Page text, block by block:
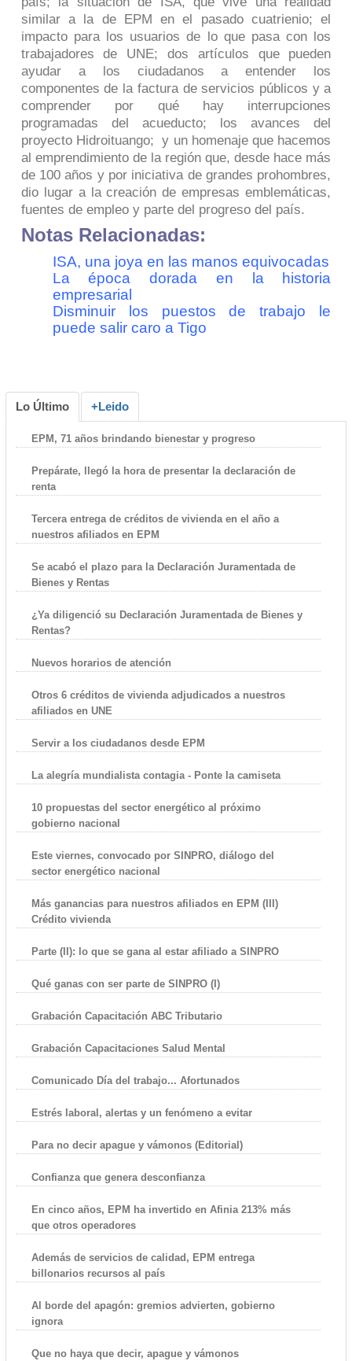
similar a la de EPM en el pasado cuatrienio; el
impacto para los usuarios de lo que pasa con los
trabajadores de UNE; dos artículos que pueden
ayudar a los ciudadanos a entender los
componentes de la factura de servicios públicos y a
comprender por qué hay interrupciones
programadas del acueducto; los avances del
proyecto Hidroituango; y un homenaje que hacemos
al emprendimiento de la región que, desde hace más
de 100 años y por iniciativa de grandes prohombres,
dio lugar a la creación de empresas emblemáticas,
fuentes de empleo y parte del progreso del país.
Notas Relacionadas:
ISA, una joya en las manos equivocadas
La época dorada en la historia
empresarial
Disminuir los puestos de trabajo le
puede salir caro a Tigo
Lo Último +Leido
EPM, 71 años brindando bienestar y progreso
Prepárate, llegó la hora de presentar la declaración de
renta
Tercera entrega de créditos de vivienda en el año a
nuestros afiliados en EPM
Se acabó el plazo para la Declaración Juramentada de
Bienes y Rentas
¿Ya diligenció su Declaración Juramentada de Bienes y
Rentas?
Nuevos horarios de atención
Otros 6 créditos de vivienda adjudicados a nuestros
afiliados en UNE
Servir a los ciudadanos desde EPM
La alegría mundialista contagia - Ponte la camiseta
10 propuestas del sector energético al próximo
gobierno nacional
Este viernes, convocado por SINPRO, diálogo del
sector energético nacional
Más ganancias para nuestros afiliados en EPM (III)
Crédito vivienda
Parte (II): lo que se gana al estar afiliado a SINPRO
Qué ganas con ser parte de SINPRO (I)
Grabación Capacitación ABC Tributario
Grabación Capacitaciones Salud Mental
Comunicado Día del trabajo... Afortunados
Estrés laboral, alertas y un fenómeno a evitar
Para no decir apague y vámonos (Editorial)
Confianza que genera desconfianza
En cinco años, EPM ha invertido en Afinia 213% más
que otros operadores
Además de servicios de calidad, EPM entrega
billonarios recursos al país
Al borde del apagón: gremios advierten, gobierno
ignora
Que no haya que decir, apague y vámonos